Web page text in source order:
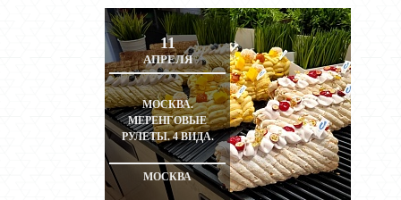
11
АПРЕЛЯ
МОСКВА.
МЕРЕНГОВЫЕ
РУЛЕТЫ. 4 ВИДА.
МОСКВА